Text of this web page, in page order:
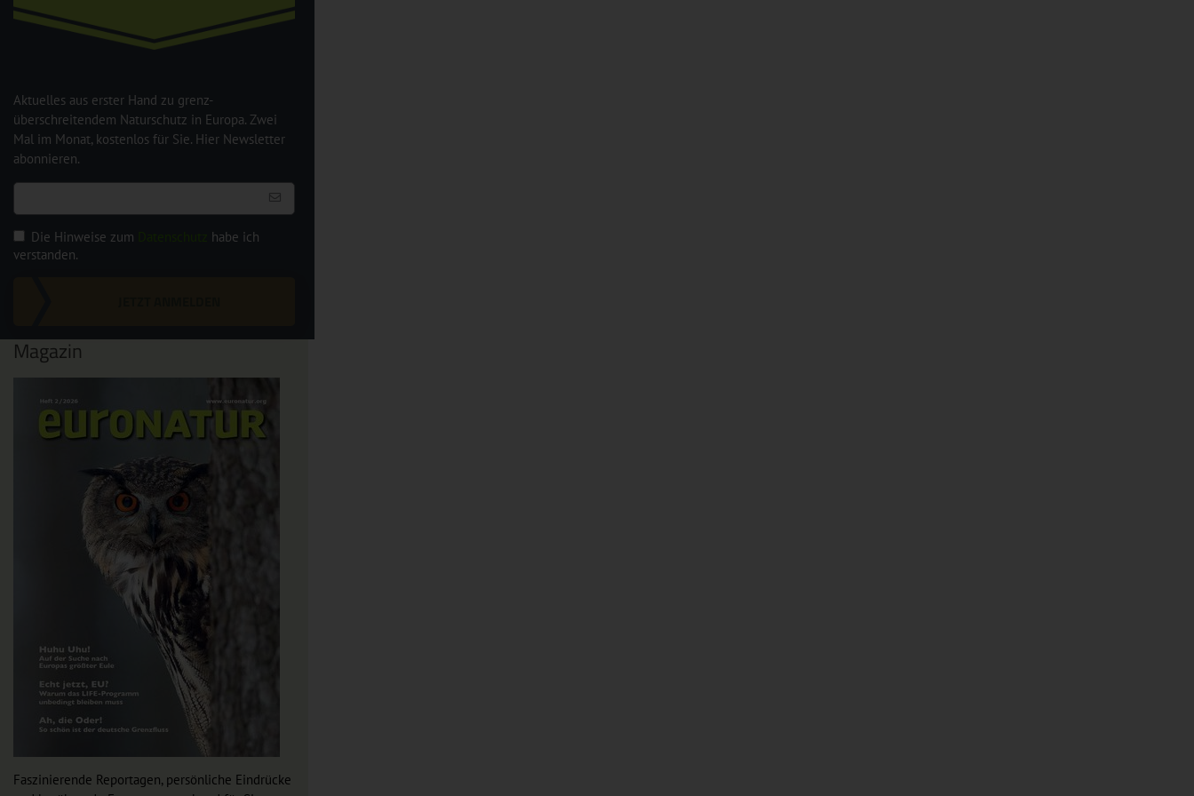
Aktuelles aus erster Hand zu grenz-
überschreitendem Naturschutz in Europa. Zwei
Mal im Monat, kostenlos für Sie. Hier Newsletter
abonnieren.
Die Hinweise zum
habe ich
verstanden.
Magazin
Faszinierende Reportagen, persönliche Eindrücke